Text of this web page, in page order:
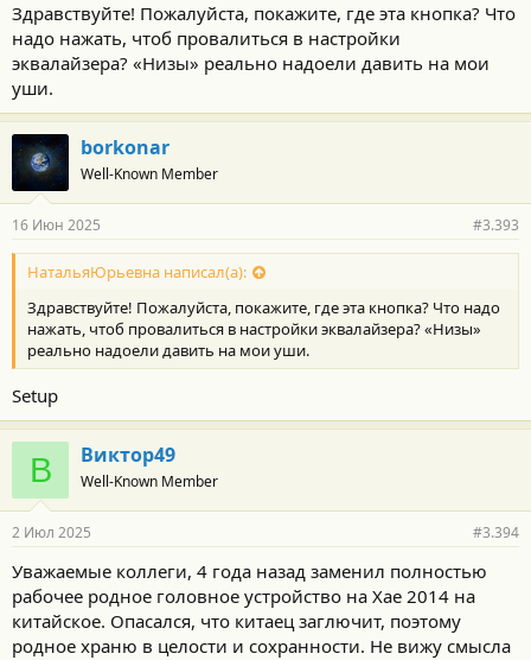
Здравствуйте! Пожалуйста, покажите, где эта кнопка? Что
надо нажать, чтоб провалиться в настройки
эквалайзера? «Низы» реально надоели давить на мои
уши.
borkonar
Well-Known Member
16 Июн 2025 #3.393
НатальяЮрьевна написал(а):
Здравствуйте! Пожалуйста, покажите, где эта кнопка? Что надо
нажать, чтоб провалиться в настройки эквалайзера? «Низы»
реально надоели давить на мои уши.
Setup
В Виктор49
Well-Known Member
2 Июл 2025 #3.394
Уважаемые коллеги, 4 года назад заменил полностью
рабочее родное головное устройство на Хае 2014 на
китайское. Опасался, что китаец заглючит, поэтому
родное храню в целости и сохранности. Не вижу смысла